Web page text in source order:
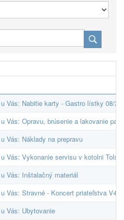
Vás: Nabitie karty - Gastro lístky 08/
Vás: Opravu, brúsenie a lakovanie
Vás: Náklady na prepravu
Vás: Vykonanie servisu v kotolni
Vás: Inštalačný materiál
Vás: Stravné - Koncert priateľstva V4
Vás: Ubytovanie